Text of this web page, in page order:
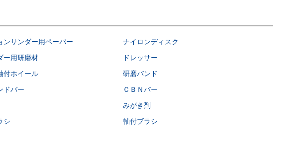
ンサンダー用ペーパー
ナイロンディスク
ー用研磨材
ドレッサー
付ホイール
研磨バンド
ドバー
ＣＢＮバー
みがき剤
シ
軸付ブラシ